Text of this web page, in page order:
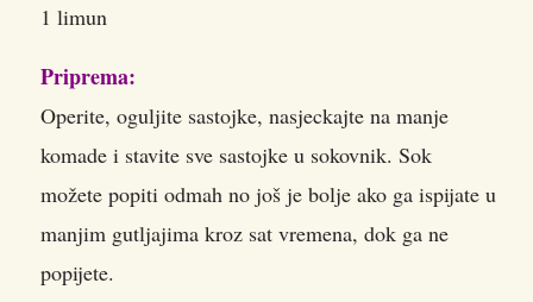
1 limun
Priprema:
Operite, oguljite sastojke, nasjeckajte na manje
komade i stavite sve sastojke u sokovnik. Sok
možete popiti odmah no još je bolje ako ga ispijate u
manjim gutljajima kroz sat vremena, dok ga ne
popijete.